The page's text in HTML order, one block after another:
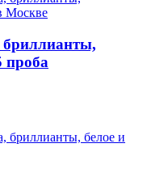
бриллианты,
проба